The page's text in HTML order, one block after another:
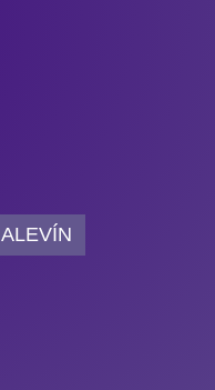
ALEVÍN